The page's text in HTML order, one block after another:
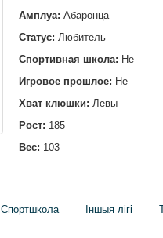
Амплуа: Абаронца
Статус: Любитель
Спортивная школа: Не
Игровое прошлое: Не
Хват клюшки: Левы
Рост: 185
Вес: 103
Спортшкола Iншыя лігі